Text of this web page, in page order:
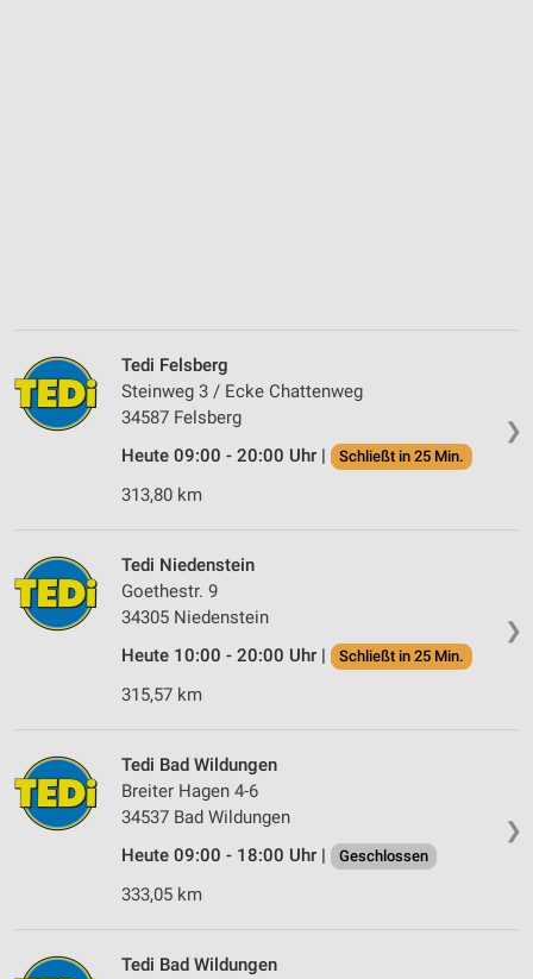
❯
Tedi Felsberg
Steinweg 3 / Ecke Chattenweg
34587 Felsberg
Heute 09:00 - 20:00 Uhr |
Schließt in 25 Min.
313,80 km
❯
Tedi Niedenstein
Goethestr. 9
34305 Niedenstein
Heute 10:00 - 20:00 Uhr |
Schließt in 25 Min.
315,57 km
❯
Tedi Bad Wildungen
Breiter Hagen 4-6
34537 Bad Wildungen
Heute 09:00 - 18:00 Uhr |
Geschlossen
333,05 km
Tedi Bad Wildungen